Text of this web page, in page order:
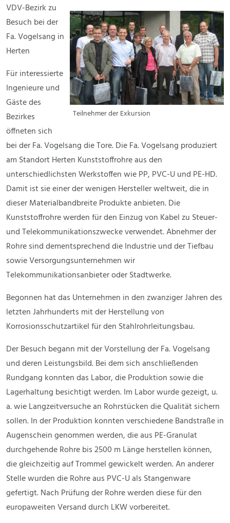
Teilnehmer der Exkursion
VDV-Bezirk zu
Besuch bei der
Fa. Vogelsang in
Herten
Für interessierte
Ingenieure und
Gäste des
Bezirkes
öffneten sich
bei der Fa. Vogelsang die Tore. Die Fa. Vogelsang produziert
am Standort Herten Kunststoffrohre aus den
unterschiedlichsten Werkstoffen wie PP, PVC-U und PE-HD.
Damit ist sie einer der wenigen Hersteller weltweit, die in
dieser Materialbandbreite Produkte anbieten. Die
Kunststoffrohre werden für den Einzug von Kabel zu Steuer-
und Telekommunikationszwecke verwendet. Abnehmer der
Rohre sind dementsprechend die Industrie und der Tiefbau
sowie Versorgungsunternehmen wir
Telekommunikationsanbieter oder Stadtwerke.
Begonnen hat das Unternehmen in den zwanziger Jahren des
letzten Jahrhunderts mit der Herstellung von
Korrosionsschutzartikel für den Stahlrohrleitungsbau.
Der Besuch begann mit der Vorstellung der Fa. Vogelsang
und deren Leistungsbild. Bei dem sich anschließenden
Rundgang konnten das Labor, die Produktion sowie die
Lagerhaltung besichtigt werden. Im Labor wurde gezeigt, u.
a. wie Langzeitversuche an Rohrstücken die Qualität sichern
sollen. In der Produktion konnten verschiedene Bandstraße in
Augenschein genommen werden, die aus PE-Granulat
durchgehende Rohre bis 2500 m Länge herstellen können,
die gleichzeitig auf Trommel gewickelt werden. An anderer
Stelle wurden die Rohre aus PVC-U als Stangenware
gefertigt. Nach Prüfung der Rohre werden diese für den
europaweiten Versand durch LKW vorbereitet.